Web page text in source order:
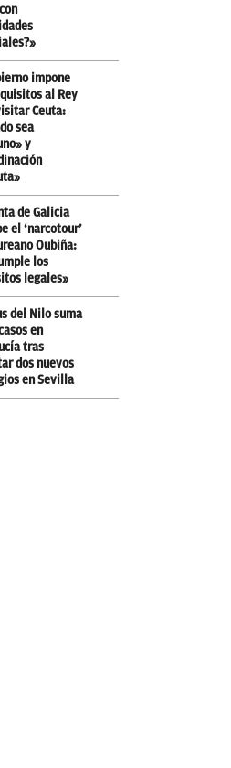
impone
al Rey
Ceuta:
sea
y
de Galicia
el ‘narcotour’
Oubiña:
los
legales»
del Nilo suma
en
tras
dos nuevos
en Sevilla